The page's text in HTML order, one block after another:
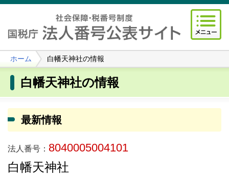
ホーム 白幡天神社の情報
白幡天神社の情報
最新情報
法人番号： 8040005004101
白幡天神社